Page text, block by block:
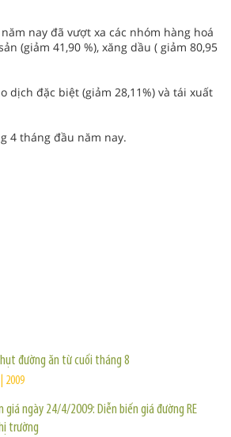
nay đã vượt xa các nhóm hàng hoá
(giảm 41,90 %), xăng dầu ( giảm 80,95
dịch đặc biệt (giảm 28,11%) và tái xuất
4 tháng đầu năm nay.
đường ăn từ cuối tháng 8
2009
giá ngày 24/4/2009: Diễn biến giá đường RE
trường